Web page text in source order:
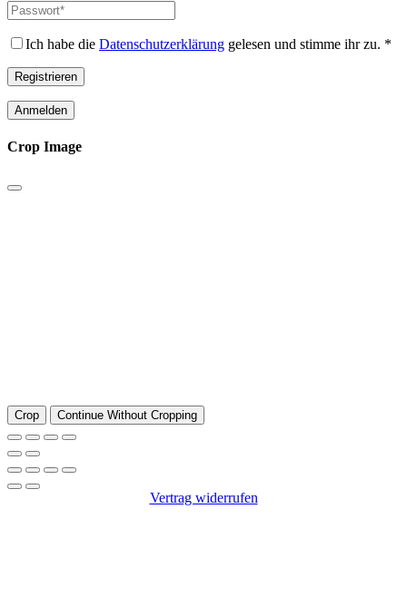
Adresse*
Erforderlich
Passwort*
Erforderlich
Ich habe die Datenschutzerklärung gelesen und stimme ihr zu. *
Registrieren
Anmelden
Crop Image
Crop Continue Without Cropping
Vertrag widerrufen